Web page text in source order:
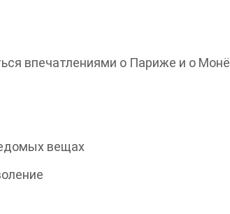
впечатлениями о Париже и о Монё
вещах